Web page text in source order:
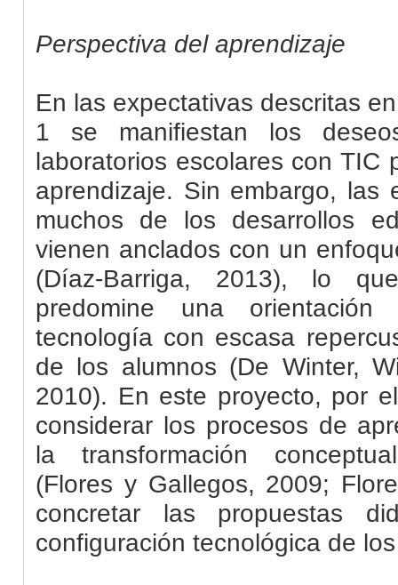
Perspectiva del aprendizaje
En las expectativas descritas
1 se manifiestan los
laboratorios escolares con TIC
aprendizaje. Sin embargo, las
muchos de los desarrollos
vienen anclados con un
(Díaz-Barriga, 2013), lo
predomine una
tecnología con escasa
de los alumnos (De Winter,
2010). En este proyecto, por
considerar los procesos de
la transformación
(Flores y Gallegos, 2009;
concretar las propuestas
configuración tecnológica de